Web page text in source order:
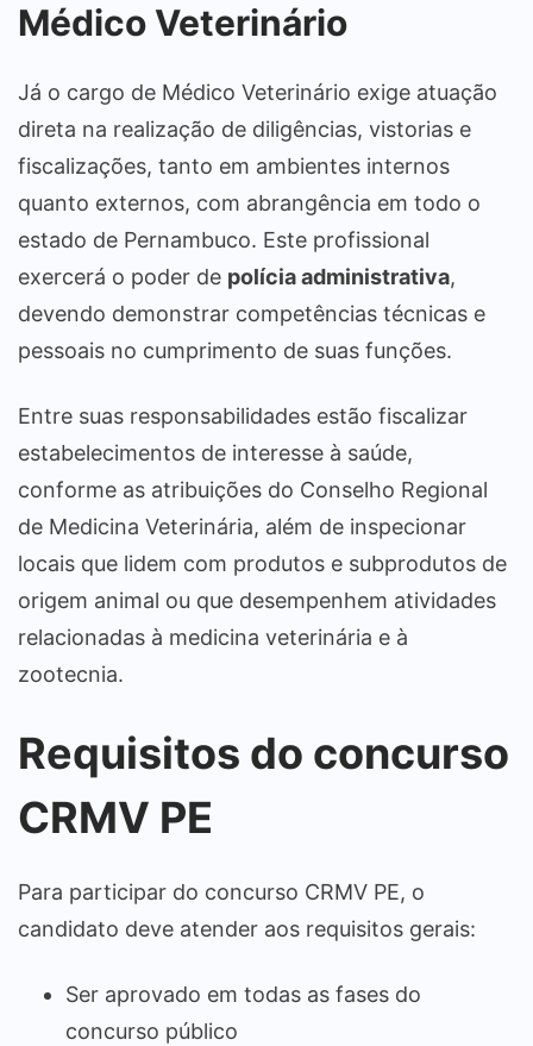
Médico Veterinário
Já o cargo de Médico Veterinário exige atuação
direta na realização de diligências, vistorias e
fiscalizações, tanto em ambientes internos
quanto externos, com abrangência em todo o
estado de Pernambuco. Este profissional
exercerá o poder de polícia administrativa,
devendo demonstrar competências técnicas e
pessoais no cumprimento de suas funções.
Entre suas responsabilidades estão fiscalizar
estabelecimentos de interesse à saúde,
conforme as atribuições do Conselho Regional
de Medicina Veterinária, além de inspecionar
locais que lidem com produtos e subprodutos de
origem animal ou que desempenhem atividades
relacionadas à medicina veterinária e à
zootecnia.
Requisitos do concurso
CRMV PE
Para participar do concurso CRMV PE, o
candidato deve atender aos requisitos gerais:
Ser aprovado em todas as fases do
concurso público